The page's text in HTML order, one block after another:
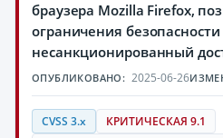
браузера Mozilla Firefox,
ограничения
несанкционированный
ОПУБЛИКОВАНО: 2025-06-26
CVSS 3.x КРИТИЧЕСКАЯ 9.1